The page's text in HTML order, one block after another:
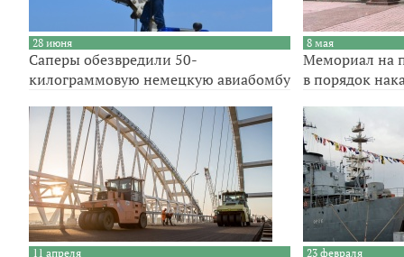
28 июня
Саперы обезвредили 50-
килограммовую немецкую авиабомбу
8 мая
Мемориал на
в порядок
11 апреля 23 февраля